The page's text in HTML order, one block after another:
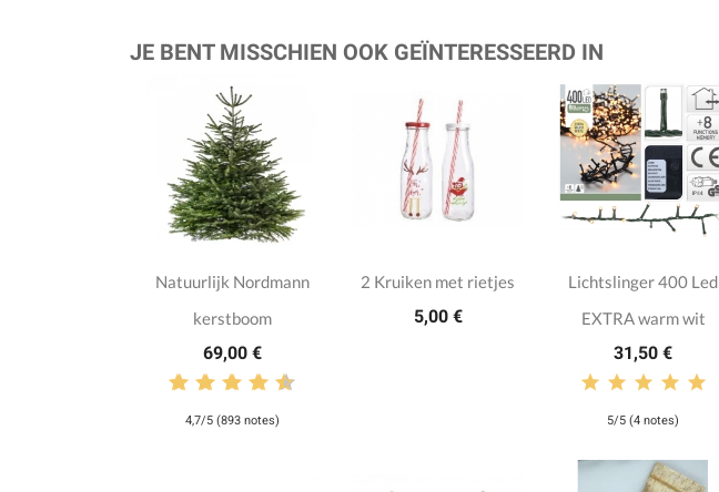
JE BENT MISSCHIEN OOK GEÏNTERESSEERD IN
Natuurlijk Nordmann
kerstboom
69,00 €
4,7/5 (893 notes)
2 Kruiken met rietjes
5,00 €
Lichtslinger 400 Led
EXTRA warm wit
31,50 €
5/5 (4 notes)